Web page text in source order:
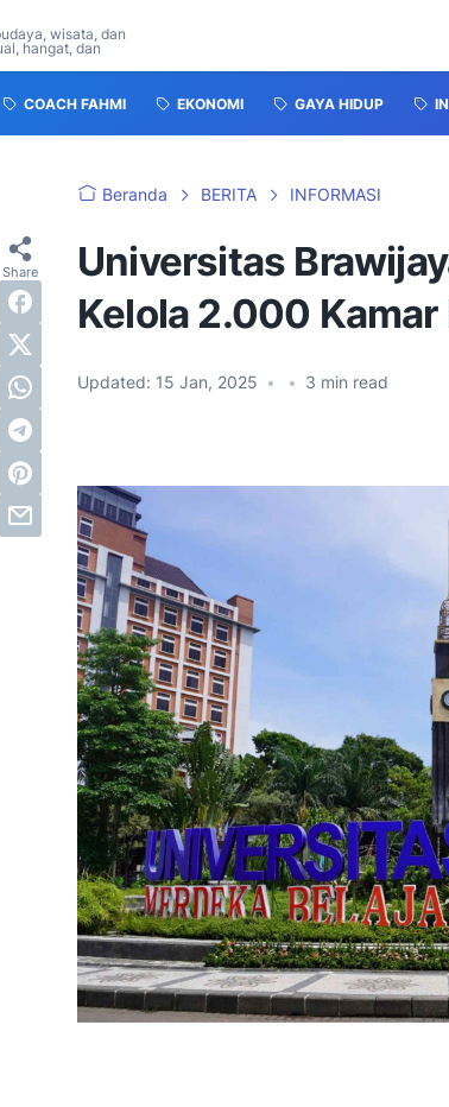
wisata, dan
hangat, dan
COACH FAHMI EKONOMI GAYA HIDUP
Beranda BERITA INFORMASI
Universitas
Kelola 2.000 Kamar
Updated: 15 Jan, 2025 • • 3 min read